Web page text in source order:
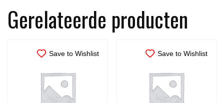
Gerelateerde producten
Save to Wishlist Save to Wishlist